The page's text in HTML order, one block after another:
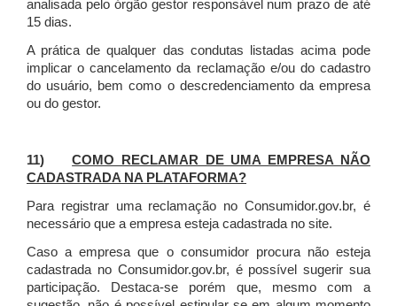
analisada pelo órgão gestor responsável num prazo de até
15 dias.
A prática de qualquer das condutas listadas acima pode
implicar o cancelamento da reclamação e/ou do cadastro
do usuário, bem como o descredenciamento da empresa
ou do gestor.
11)COMO RECLAMAR DE UMA EMPRESA NÃO
CADASTRADA NA PLATAFORMA?
Para registrar uma reclamação no Consumidor.gov.br, é
necessário que a empresa esteja cadastrada no site.
Caso a empresa que o consumidor procura não esteja
cadastrada no Consumidor.gov.br, é possível sugerir sua
participação. Destaca-se porém que, mesmo com a